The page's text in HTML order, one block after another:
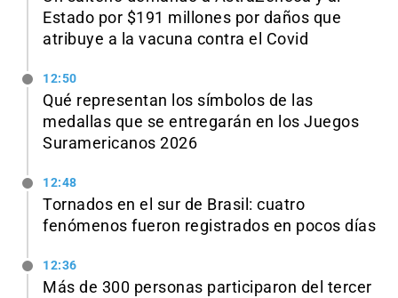
Estado por $191 millones por daños que
atribuye a la vacuna contra el Covid
12:50
Qué representan los símbolos de las
medallas que se entregarán en los Juegos
Suramericanos 2026
12:48
Tornados en el sur de Brasil: cuatro
fenómenos fueron registrados en pocos días
12:36
Más de 300 personas participaron del tercer